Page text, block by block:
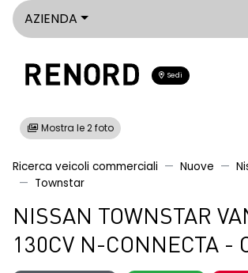
AZIENDA
Sedi
Mostra le 2 foto
Ricerca veicoli commerciali Nuove
Townstar
NISSAN TOWNSTAR
130CV N-CONNECTA -